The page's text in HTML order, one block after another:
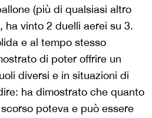
(più di qualsiasi altro
ha vinto 2 duelli aerei su 3.
e al tempo stesso
di poter offrire un
diversi e in situazioni di
ha dimostrato che quanto
poteva e può essere